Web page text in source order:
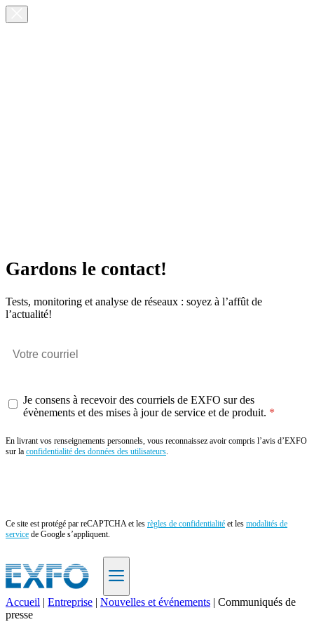
Gardons le contact!
Tests, monitoring et analyse de réseaux : soyez à l’affût de
l’actualité!
Je consens à recevoir des courriels de EXFO sur des
évènements et des mises à jour de service et de produit.
En livrant vos renseignements personnels, vous reconnaissez avoir compris l’avis d’EXFO
sur la confidentialité des données des utilisateurs.
Ce site est protégé par reCAPTCHA et les règles de confidentialité et les modalités de
service de Google s’appliquent.
FR
Accueil | Entreprise | Nouvelles et événements | Communiqués de
presse